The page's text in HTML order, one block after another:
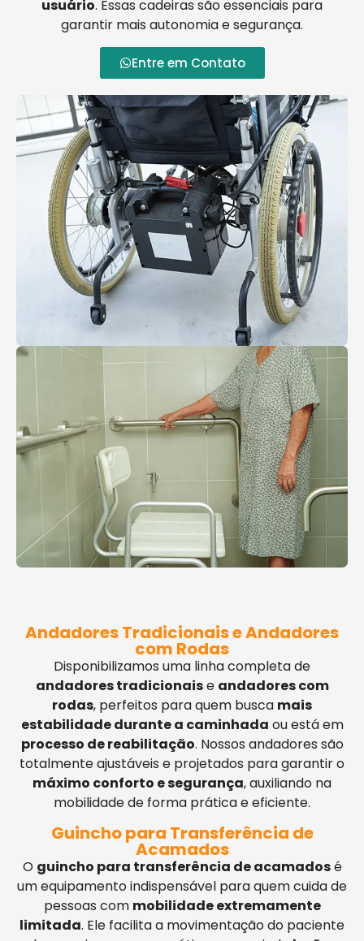
usuário. Essas cadeiras são essenciais para
garantir mais autonomia e segurança.
Entre em Contato
Andadores Tradicionais e Andadores
com Rodas
Disponibilizamos uma linha completa de
andadores tradicionaise andadores com
rodas, perfeitos para quem busca mais
estabilidade durante a caminhada ou está em
processo de reabilitação. Nossos andadores são
totalmente ajustáveis e projetados para garantir o
máximo conforto e segurança, auxiliando na
mobilidade de forma prática e eficiente.
Guincho para Transferência de
Acamados
O guincho para transferência de acamadosé
um equipamento indispensável para quem cuida de
pessoas com mobilidade extremamente
limitada. Ele facilita a movimentação do paciente